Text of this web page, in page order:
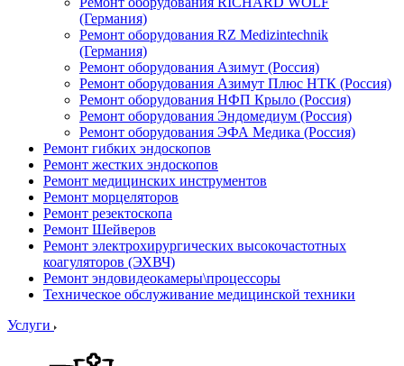
(Германия)
Ремонт оборудования RZ Medizintechnik
(Германия)
Ремонт оборудования Азимут (Россия)
Ремонт оборудования Азимут Плюс НТК (Россия)
Ремонт оборудования НФП Крыло (Россия)
Ремонт оборудования Эндомедиум (Россия)
Ремонт оборудования ЭФА Медика (Россия)
Ремонт гибких эндоскопов
Ремонт жестких эндоскопов
Ремонт медицинских инструментов
Ремонт морцеляторов
Ремонт резектоскопа
Ремонт Шейверов
Ремонт электрохирургических высокочастотных
коагуляторов (ЭХВЧ)
Ремонт эндовидеокамеры\процессоры
Техническое обслуживание медицинской техники
Услуги